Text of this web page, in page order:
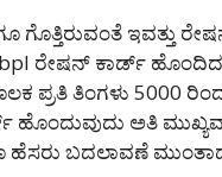
ಗೊತ್ತಿರುವಂತೆ ಇವತ್ತು
ರೇಷನ್ ಕಾರ್ಡ್ ಹೊಂದಿದ
ತಿಂಗಳು 5000 ರಿಂದ
ಅತಿ
ಹೆಸರು ಬದಲಾವಣೆ